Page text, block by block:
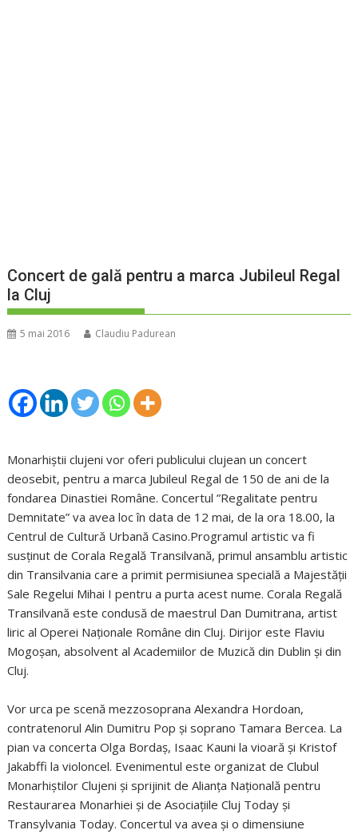
Concert de gală pentru a marca Jubileul Regal
la Cluj
5 mai 2016 Claudiu Padurean
Monarhiștii clujeni vor oferi publicului clujean un concert
deosebit, pentru a marca Jubileul Regal de 150 de ani de la
fondarea Dinastiei Române. Concertul ”Regalitate pentru
Demnitate” va avea loc în data de 12 mai, de la ora 18.00, la
Centrul de Cultură Urbană Casino.Programul artistic va fi
susținut de Corala Regală Transilvană, primul ansamblu artistic
din Transilvania care a primit permisiunea specială a Majestății
Sale Regelui Mihai I pentru a purta acest nume. Corala Regală
Transilvană este condusă de maestrul Dan Dumitrana, artist
liric al Operei Naționale Române din Cluj. Dirijor este Flaviu
Mogoșan, absolvent al Academiilor de Muzică din Dublin și din
Cluj.
Vor urca pe scenă mezzosoprana Alexandra Hordoan,
contratenorul Alin Dumitru Pop și soprano Tamara Bercea. La
pian va concerta Olga Bordaș, Isaac Kauni la vioară și Kristof
Jakabffi la violoncel. Evenimentul este organizat de Clubul
Monarhiștilor Clujeni și sprijinit de Alianța Națională pentru
Restaurarea Monarhiei și de Asociațiile Cluj Today și
Transylvania Today. Concertul va avea și o dimensiune